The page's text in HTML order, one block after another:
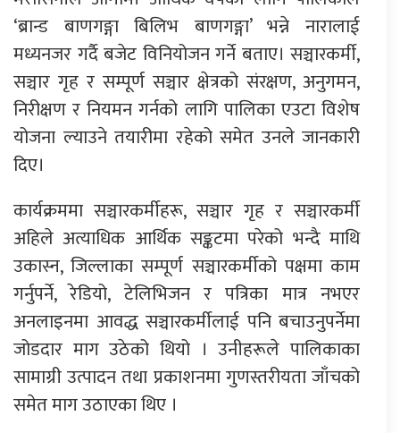
‘ब्रान्ड बाणगङ्गा बिलिभ बाणगङ्गा’ भन्ने नारालाई
मध्यनजर गर्दै बजेट विनियोजन गर्ने बताए। सञ्चारकर्मी,
सञ्चार गृह र सम्पूर्ण सञ्चार क्षेत्रको संरक्षण, अनुगमन,
निरीक्षण र नियमन गर्नको लागि पालिका एउटा विशेष
योजना ल्याउने तयारीमा रहेको समेत उनले जानकारी
दिए।
कार्यक्रममा सञ्चारकर्मीहरू, सञ्चार गृह र सञ्चारकर्मी
अहिले अत्याधिक आर्थिक सङ्कटमा परेको भन्दै माथि
उकास्न, जिल्लाका सम्पूर्ण सञ्चारकर्मीको पक्षमा काम
गर्नुपर्ने, रेडियो, टेलिभिजन र पत्रिका मात्र नभएर
अनलाइनमा आवद्ध सञ्चारकर्मीलाई पनि बचाउनुपर्नेमा
जोडदार माग उठेको थियो । उनीहरूले पालिकाका
सामाग्री उत्पादन तथा प्रकाशनमा गुणस्तरीयता जाँचको
समेत माग उठाएका थिए ।